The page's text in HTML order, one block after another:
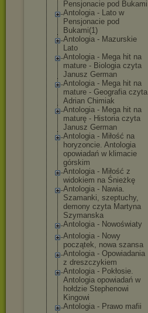
Pensjonacie pod Bukami
Antologia - Lato w
Pensjonacie pod
Bukami(1)
Antologia - Mazurskie
Lato
Antologia - Mega hit na
mature - Biologia czyta
Janusz German
Antologia - Mega hit na
mature - Geografia czyta
Adrian Chimiak
Antologia - Mega hit na
maturę - Historia czyta
Janusz German
Antologia - Miłość na
horyzoncie. Antologia
opowiadań w klimacie
górskim
Antologia - Miłość z
widokiem na Śnieżkę
Antologia - Nawia.
Szamanki, szeptuchy,
demony czyta Martyna
Szymanska
Antologia - Nowoświaty
Antologia - Nowy
początek, nowa szansa
Antologia - Opowiadania
z dreszczykiem
Antologia - Pokłosie.
Antologia opowiadań w
hołdzie Stephenowi
Kingowi
Antologia - Prawo mafii